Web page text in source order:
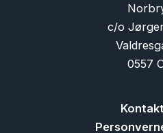
c/o
0557